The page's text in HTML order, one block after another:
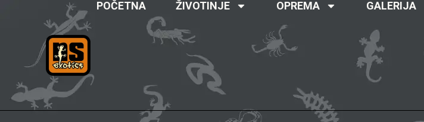
POČETNA ŽIVOTINJE OPREMA GALERIJA